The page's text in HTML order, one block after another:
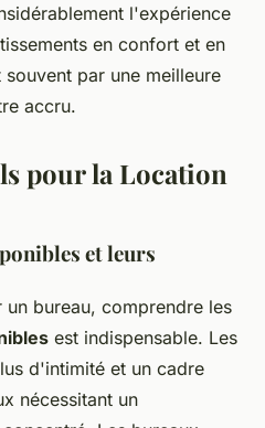
l'expérience
en confort et en
par une meilleure
accru.
pour la Location
et leurs
bureau, comprendre les
est indispensable. Les
d'intimité et un cadre
nécessitant un